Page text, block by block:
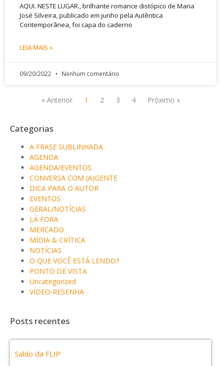
AQUI. NESTE LUGAR., brilhante romance distópico de Maria
José Silveira, publicado em junho pela Autêntica
Contemporânea, foi capa do caderno
LEIA MAIS »
09/20/2022 Nenhum comentário
« Anterior 1 2 3 4 Próximo »
Categorias
A FRASE SUBLINHADA
AGENDA
AGENDA/EVENTOS
CONVERSA COM (A)GENTE
DICA PARA O AUTOR
EVENTOS
GERAL/NOTÍCIAS
LÁ FORA
MERCADO
MÍDIA & CRÍTICA
NOTÍCIAS
O QUE VOCÊ ESTÁ LENDO?
PONTO DE VISTA
Uncategorized
VÍDEO-RESENHA
Posts recentes
Saldo da FLIP